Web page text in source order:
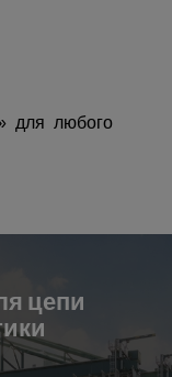
для любого
цепи